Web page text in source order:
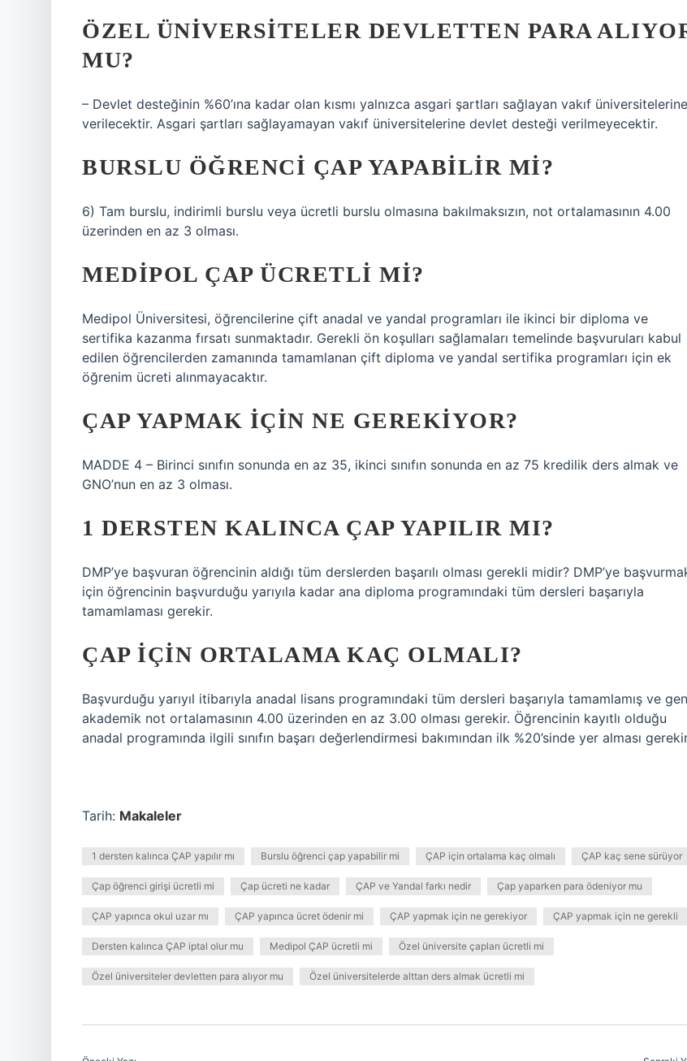
ÖZEL ÜNIVERSITELER DEVLETTEN PARA
MU?
– Devlet desteğinin %60’ına kadar olan kısmı yalnızca asgari şartları sağlayan vakıf üniversitelerine
verilecektir. Asgari şartları sağlayamayan vakıf üniversitelerine devlet desteği verilmeyecektir.
BURSLU ÖĞRENCI ÇAP YAPABILIR MI?
6) Tam burslu, indirimli burslu veya ücretli burslu olmasına bakılmaksızın, not ortalamasının 4.00
üzerinden en az 3 olması.
MEDIPOL ÇAP ÜCRETLI MI?
Medipol Üniversitesi, öğrencilerine çift anadal ve yandal programları ile ikinci bir diploma ve
sertifika kazanma fırsatı sunmaktadır. Gerekli ön koşulları sağlamaları temelinde başvuruları kabul
edilen öğrencilerden zamanında tamamlanan çift diploma ve yandal sertifika programları için ek
öğrenim ücreti alınmayacaktır.
ÇAP YAPMAK IÇIN NE GEREKIYOR?
MADDE 4 – Birinci sınıfın sonunda en az 35, ikinci sınıfın sonunda en az 75 kredilik ders almak ve
GNO’nun en az 3 olması.
1 DERSTEN KALINCA ÇAP YAPILIR MI?
DMP’ye başvuran öğrencinin aldığı tüm derslerden başarılı olması gerekli midir? DMP’ye
için öğrencinin başvurduğu yarıyıla kadar ana diploma programındaki tüm dersleri başarıyla
tamamlaması gerekir.
ÇAP IÇIN ORTALAMA KAÇ OLMALI?
Başvurduğu yarıyıl itibarıyla anadal lisans programındaki tüm dersleri başarıyla tamamlamış ve
akademik not ortalamasının 4.00 üzerinden en az 3.00 olması gerekir. Öğrencinin kayıtlı olduğu
anadal programında ilgili sınıfın başarı değerlendirmesi bakımından ilk %20’sinde yer alması
Tarih: Makaleler
1 dersten kalınca ÇAP yapılır mı Burslu öğrenci çap yapabilir mi ÇAP için ortalama kaç olmalı ÇAP kaç sene sürüyor
Çap öğrenci girişi ücretli mi Çap ücreti ne kadar ÇAP ve Yandal farkı nedir Çap yaparken para ödeniyor mu
ÇAP yapınca okul uzar mı ÇAP yapınca ücret ödenir mi ÇAP yapmak için ne gerekiyor ÇAP yapmak için ne gerekli
Dersten kalınca ÇAP iptal olur mu Medipol ÇAP ücretli mi Özel üniversite çapları ücretli mi
Özel üniversiteler devletten para alıyor mu Özel üniversitelerde alttan ders almak ücretli mi